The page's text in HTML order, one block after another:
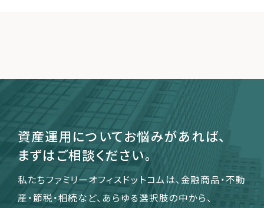
資産運用についてお悩みがあれば、
まずはご相談ください。
私たちファミリーオフィスドットコムは、金融商品・不動
産・節税・相続など、あらゆる選択肢の中から、